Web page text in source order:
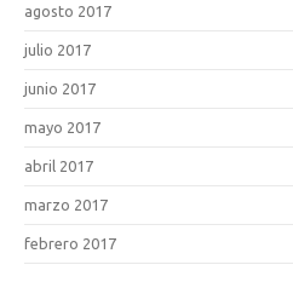
agosto 2017
julio 2017
junio 2017
mayo 2017
abril 2017
marzo 2017
febrero 2017